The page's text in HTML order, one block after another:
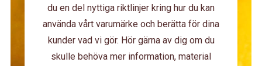
du en del nyttiga riktlinjer kring hur du kan
använda vårt varumärke och berätta för dina
kunder vad vi gör. Hör gärna av dig om du
skulle behöva mer information, material